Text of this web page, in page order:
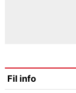
Fil info